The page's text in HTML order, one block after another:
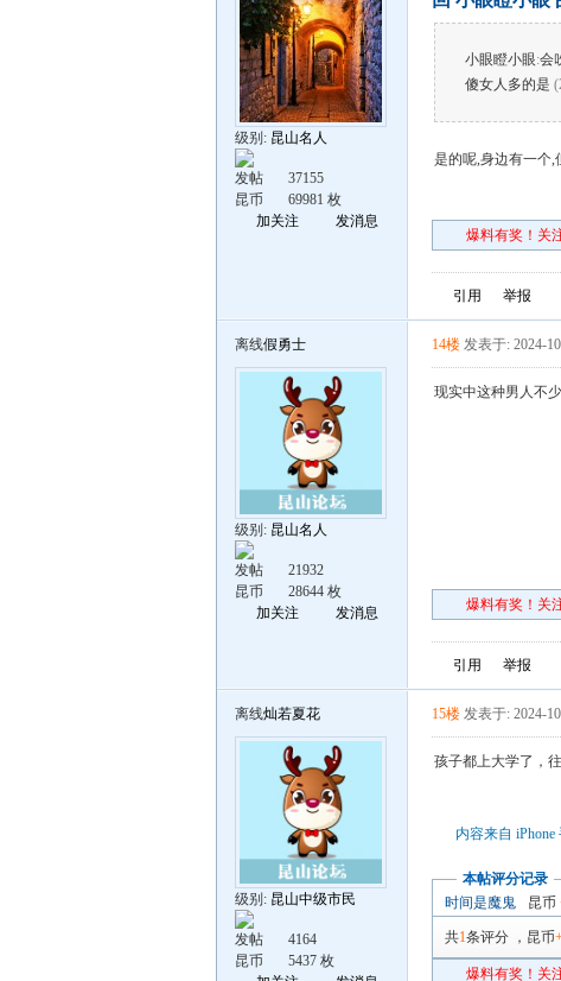
级别: 昆山名人
发帖
37155
昆币
69981 枚
加关注
发消息
小眼瞪小眼:会
傻女人多的是
是的呢,身边有一个,
爆料有奖！关
引用 举报
离线假勇士
级别: 昆山名人
发帖
21932
昆币
28644 枚
加关注
发消息
14楼 发表于: 2024-
现实中这种男人不
爆料有奖！关
引用 举报
离线灿若夏花
级别: 昆山中级市民
发帖
4164
昆币
5437 枚
15楼 发表于: 2024-
孩子都上大学了，
内容来自
本帖评分记录
时间是魔鬼
昆币
共1条评分 ， 昆币
爆料有奖！关